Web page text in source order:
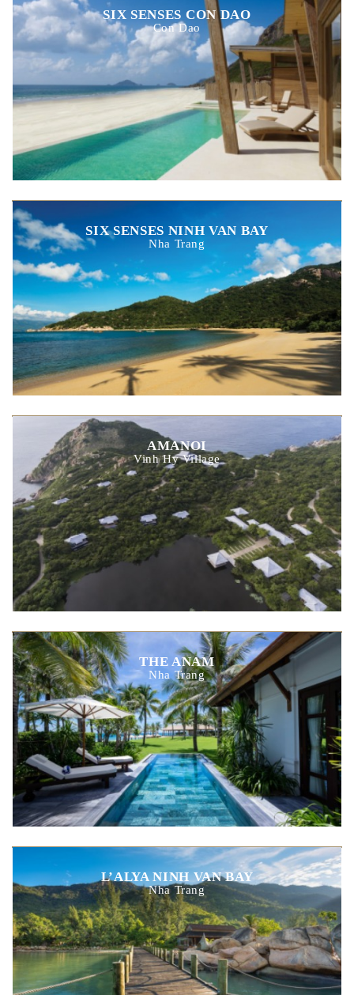
SIX SENSES CON DAO
Con Dao
SIX SENSES NINH VAN BAY
Nha Trang
AMANOI
Vinh Hy Village
THE ANAM
Nha Trang
L’ALYA NINH VAN BAY
Nha Trang